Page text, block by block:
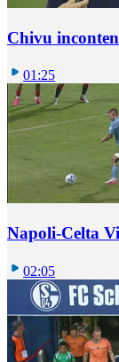
Chivu
01:25
Napoli-Celta
02:05